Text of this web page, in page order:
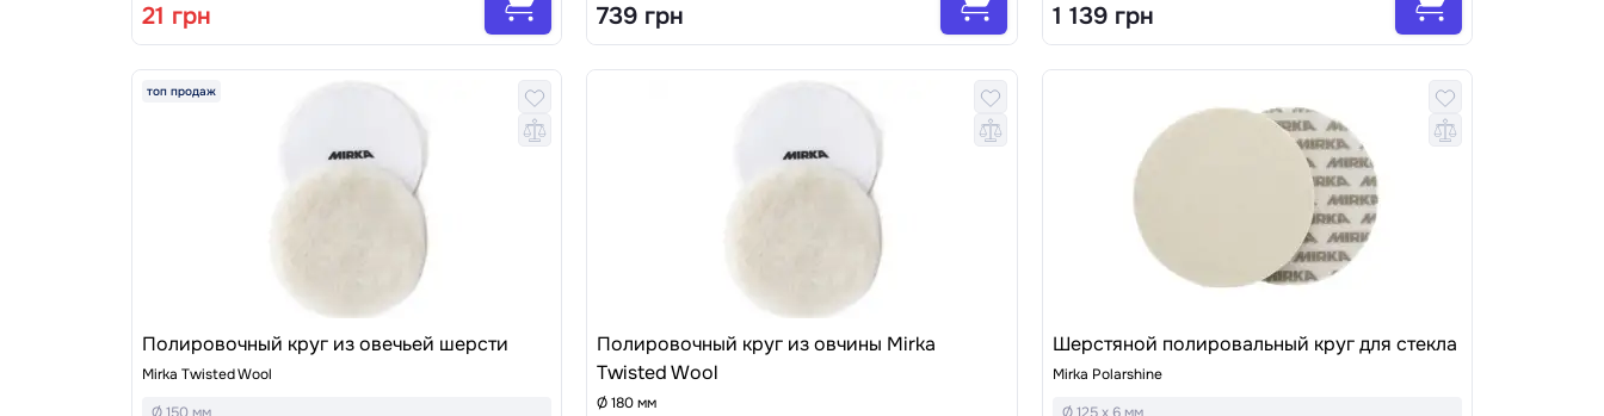
21 грн 739 грн 1 139 грн
топ продаж
Полировочный круг из овечьей шерсти
Mirka Twisted Wool
Полировочный круг из овчины Mirka
Twisted Wool
Ø 180 мм
Шерстяной полировальный круг для стекла
Mirka Polarshine